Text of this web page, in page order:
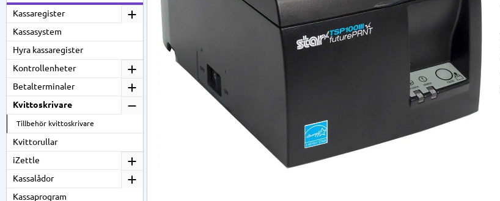
Kassaregister
Kassasystem
Hyra kassaregister
Kontrollenheter
Betalterminaler
Kvittoskrivare
Tillbehör kvittoskrivare
Kvittorullar
iZettle
Kassalådor
Kassaprogram